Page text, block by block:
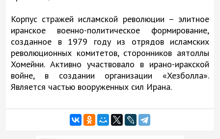
Корпус стражей исламской революции – элитное
иранское военно-политическое формирование,
созданное в 1979 году из отрядов исламских
революционных комитетов, сторонников аятоллы
Хомейни. Активно участвовало в ирано-иракской
войне, в создании организации «Хезболла».
Является частью вооруженных сил Ирана.